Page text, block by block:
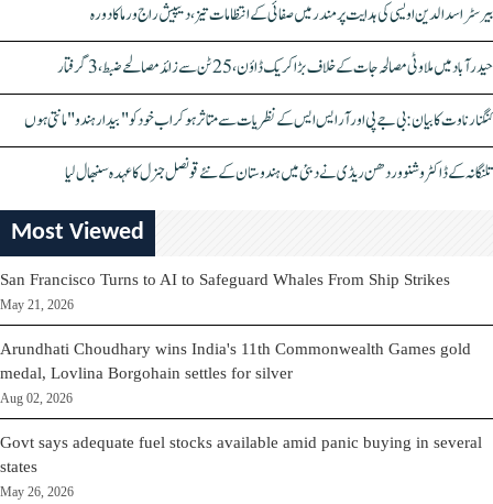
بیرسٹر اسدالدین اویسی کی ہدایت پر مندر میں صفائی کے انتظامات تیز، دیپیش راج ورما کا دورہ
حیدرآباد میں ملاوٹی مصالحہ جات کے خلاف بڑا کریک ڈاؤن، 25 ٹن سے زائد مصالحے ضبط، 3 گرفتار
کنگنا رناوت کا بیان: بی جے پی اور آر ایس ایس کے نظریات سے متاثر ہو کر اب خود کو "بیدار ہندو" مانتی ہوں
تلنگانہ کے ڈاکٹر وشنو وردھن ریڈی نے دبئی میں ہندوستان کے نئے قونصل جنرل کا عہدہ سنبھال لیا
Most Viewed
San Francisco Turns to AI to Safeguard Whales From Ship Strikes
May 21, 2026
Arundhati Choudhary wins India's 11th Commonwealth Games gold
medal, Lovlina Borgohain settles for silver
Aug 02, 2026
Govt says adequate fuel stocks available amid panic buying in several
states
May 26, 2026